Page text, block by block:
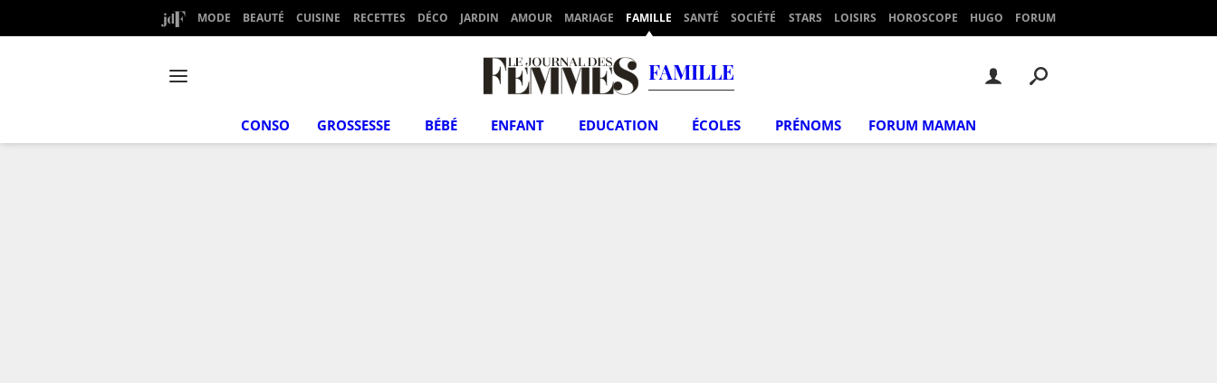
MODE BEAUTÉ CUISINE RECETTES DÉCO JARDIN AMOUR MARIAGE FAMILLE SANTÉ SOCIÉTÉ STARS LOISIRS HOROSCOPE HUGO FORUM
FAMILLE
CONSO GROSSESSE BÉBÉ ENFANT EDUCATION ÉCOLES PRÉNOMS FORUM MAMAN